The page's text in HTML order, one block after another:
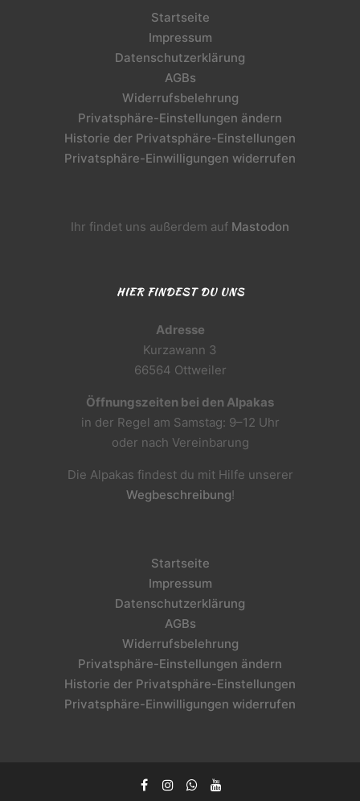
Startseite
Impressum
Datenschutzerklärung
AGBs
Widerrufsbelehrung
Privatsphäre-Einstellungen ändern
Historie der Privatsphäre-Einstellungen
Privatsphäre-Einwilligungen widerrufen
Ihr findet uns außerdem auf Mastodon
HIER FINDEST DU UNS
Adresse
Kurzawann 3
66564 Ottweiler
Öffnungszeiten bei den Alpakas
in der Regel am Samstag: 9–12 Uhr
oder nach Vereinbarung
Die Alpakas findest du mit Hilfe unserer
Wegbeschreibung!
Startseite
Impressum
Datenschutzerklärung
AGBs
Widerrufsbelehrung
Privatsphäre-Einstellungen ändern
Historie der Privatsphäre-Einstellungen
Privatsphäre-Einwilligungen widerrufen